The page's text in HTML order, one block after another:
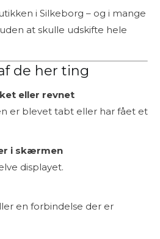
i Silkeborg – og i mange
at skulle udskifte hele
de her ting
eller revnet
er blevet tabt eller har fået et
i skærmen
displayet.
en forbindelse der er